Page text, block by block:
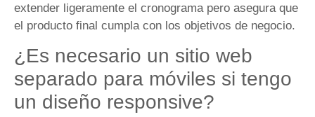
extender ligeramente el cronograma pero asegura que
el producto final cumpla con los objetivos de negocio.
¿Es necesario un sitio web
separado para móviles si tengo
un diseño responsive?